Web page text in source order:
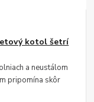
kotol šetrí
a neustálom
pripomína skôr